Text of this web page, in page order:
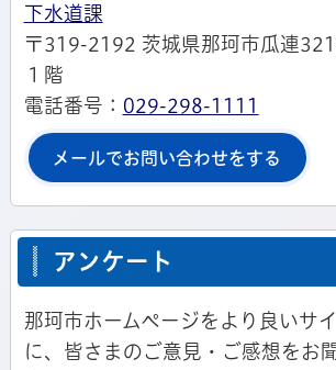
下水道課
〒319-2192 茨城県那珂市瓜連
１階
電話番号： 029-298-1111
メールでお問い合わせをする
アンケート
那珂市ホームページをより良いサ
に、皆さまのご意見・ご感想をお